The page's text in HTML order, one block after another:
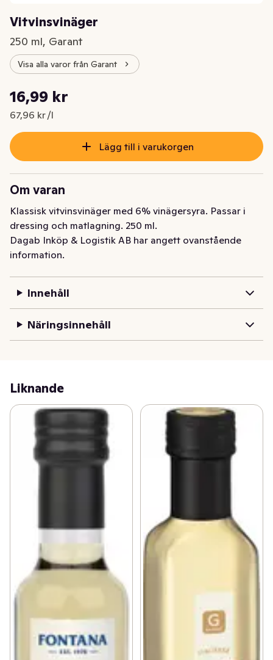
Vitvinsvinäger
250 ml, Garant
Visa alla varor från Garant
Nuvarande pris är: 16,99 kr
16,99 kr
67,96 kr /l
Styckpris: 67,96 kr /l
Lägg till i varukorgen
Om varan
Klassisk vitvinsvinäger med 6% vinägersyra. Passar i
dressing och matlagning. 250 ml.
Dagab Inköp & Logistik AB har angett ovanstående
information.
Innehåll
Näringsinnehåll
Liknande